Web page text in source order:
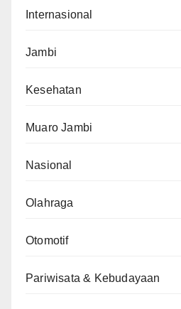
Internasional
Jambi
Kesehatan
Muaro Jambi
Nasional
Olahraga
Otomotif
Pariwisata & Kebudayaan